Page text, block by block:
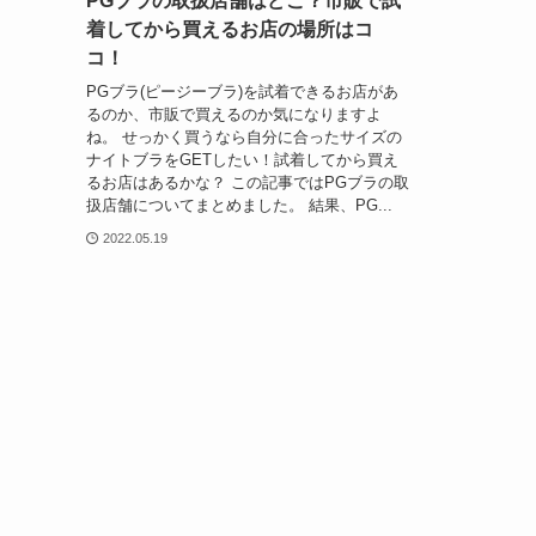
着してから買えるお店の場所はコ
コ！
PGブラ(ピージーブラ)を試着できるお店があ
るのか、市販で買えるのか気になりますよ
ね。 せっかく買うなら自分に合ったサイズの
ナイトブラをGETしたい！試着してから買え
るお店はあるかな？ この記事ではPGブラの取
扱店舗についてまとめました。 結果、PG...
2022.05.19